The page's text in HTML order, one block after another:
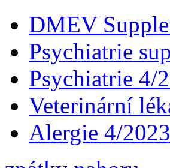
DMEV
Psychiatrie
Psychiatrie 4/
Veterinární
Alergie 4/2023